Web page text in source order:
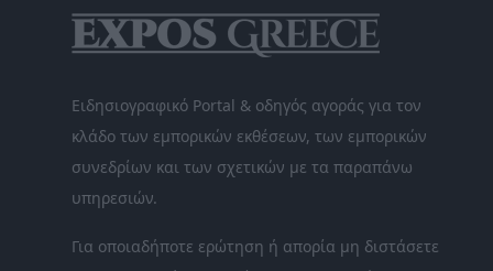
Ειδησιογραφικό Portal & οδηγός αγοράς για τον
κλάδο των εμπορικών εκθέσεων, των εμπορικών
συνεδρίων και των σχετικών με τα παραπάνω
υπηρεσιών.
Για οποιαδήποτε ερώτηση ή απορία μη διστάσετε